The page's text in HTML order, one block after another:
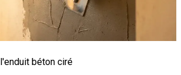
béton ciré